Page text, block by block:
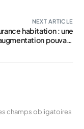
NEXT ARTICLE
habitation : une
pouvant
champs obligatoires